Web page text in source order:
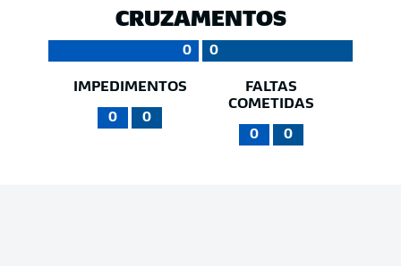
CRUZAMENTOS
0 0
IMPEDIMENTOS
0 0
FALTAS
COMETIDAS
0 0